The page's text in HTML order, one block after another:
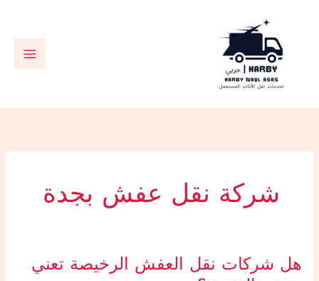
شركة نقل عفش بجدة
هل شركات نقل العفش الرخيصة تعني
هل
شركات